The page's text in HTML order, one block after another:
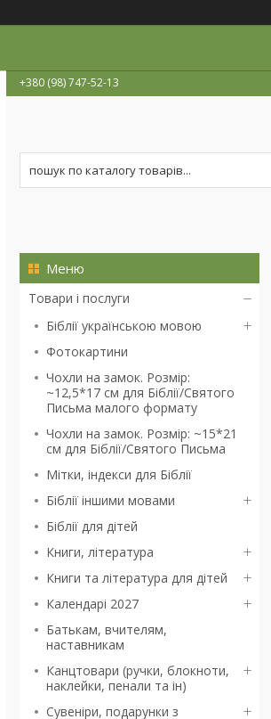
+380 (98) 747-52-13
Товари і послуги
Біблії українською мовою
Фотокартини
Чохли на замок. Розмір:
~12,5*17 см для Біблії/Святого
Письма малого формату
Чохли на замок. Розмір: ~15*21
см для Біблії/Святого Письма
Мітки, індекси для Біблії
Біблії іншими мовами
Біблії для дітей
Книги, література
Книги та література для дітей
Календарі 2027
Батькам, вчителям,
наставникам
Канцтовари (ручки, блокноти,
наклейки, пенали та ін)
Сувеніри, подарунки з